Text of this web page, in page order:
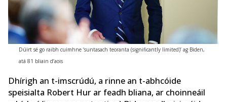
Dúirt sé go raibh cuimhne ‘suntasach teoranta (significantly limited)’ ag Biden,
atá 81 bliain d’aois
Dhírigh an t-imscrúdú, a rinne an t-abhcóide
speisialta Robert Hur ar feadh bliana, ar choinneáil